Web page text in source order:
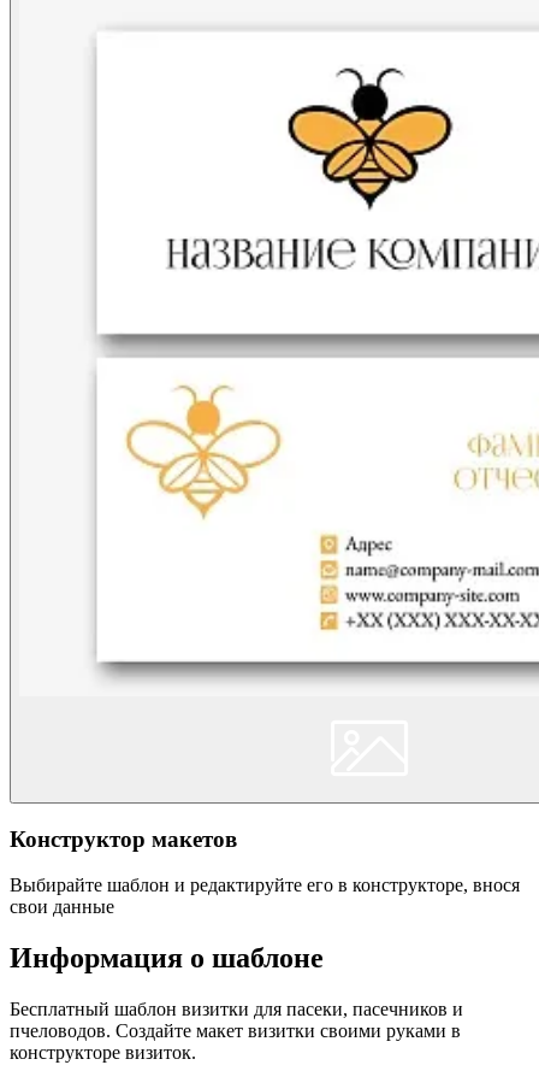
Конструктор макетов
Выбирайте шаблон и редактируйте его в конструкторе, внося
свои данные
Информация о шаблоне
Бесплатный шаблон визитки для пасеки, пасечников и
пчеловодов. Создайте макет визитки своими руками в
конструкторе визиток.